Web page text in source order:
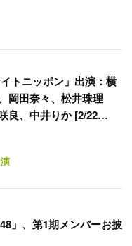
トニッポン」出演：横
岡田奈々、松井珠理
良、中井りか [2/22
」、第1期メンバーお披